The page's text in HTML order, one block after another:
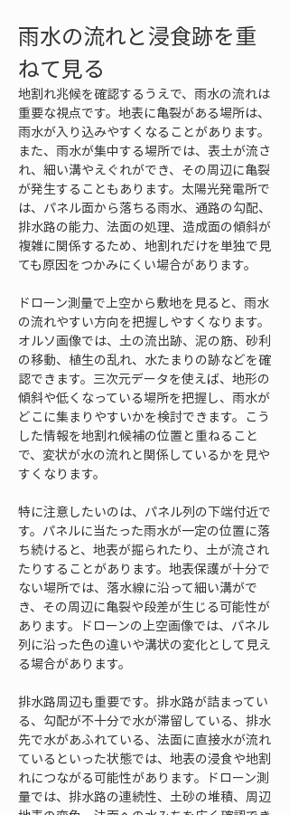
雨水の流れと浸食跡を重
ねて見る
地割れ兆候を確認するうえで、雨水の流れは
重要な視点です。地表に亀裂がある場所は、
雨水が入り込みやすくなることがあります。
また、雨水が集中する場所では、表土が流さ
れ、細い溝やえぐれができ、その周辺に亀裂
が発生することもあります。太陽光発電所で
は、パネル面から落ちる雨水、通路の勾配、
排水路の能力、法面の処理、造成面の傾斜が
複雑に関係するため、地割れだけを単独で見
ても原因をつかみにくい場合があります。
ドローン測量で上空から敷地を見ると、雨水
の流れやすい方向を把握しやすくなります。
オルソ画像では、土の流出跡、泥の筋、砂利
の移動、植生の乱れ、水たまりの跡などを確
認できます。三次元データを使えば、地形の
傾斜や低くなっている場所を把握し、雨水が
どこに集まりやすいかを検討できます。こう
した情報を地割れ候補の位置と重ねること
で、変状が水の流れと関係しているかを見や
すくなります。
特に注意したいのは、パネル列の下端付近で
す。パネルに当たった雨水が一定の位置に落
ち続けると、地表が掘られたり、土が流され
たりすることがあります。地表保護が十分で
ない場所では、落水線に沿って細い溝がで
き、その周辺に亀裂や段差が生じる可能性が
あります。ドローンの上空画像では、パネル
列に沿った色の違いや溝状の変化として見え
る場合があります。
排水路周辺も重要です。排水路が詰まってい
る、勾配が不十分で水が滞留している、排水
先で水があふれている、法面に直接水が流れ
ているといった状態では、地表の浸食や地割
れにつながる可能性があります。ドローン測
量では、排水路の連続性、土砂の堆積、周辺